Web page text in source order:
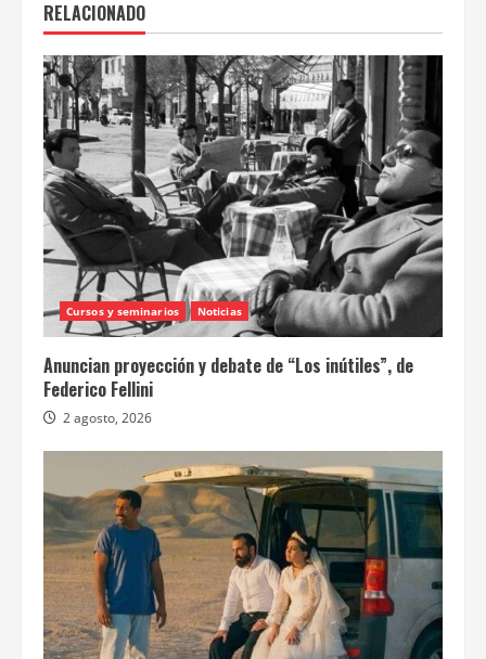
RELACIONADO
Cursos y seminarios Noticias
Anuncian proyección y debate de “Los inútiles”, de
Federico Fellini
2 agosto, 2026